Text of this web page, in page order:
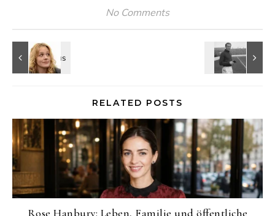
No Comments
RELATED POSTS
Rose Hanbury: Leben, Familie und öffentliche